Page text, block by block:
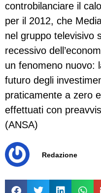
controbilanciare il
per il 2012, che
nel gruppo televisivo
recessivo
un fenomeno nuovo:
futuro degli
praticamente a zero
effettuati con
(ANSA)
Redazione